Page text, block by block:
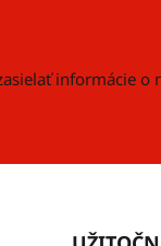
informácie